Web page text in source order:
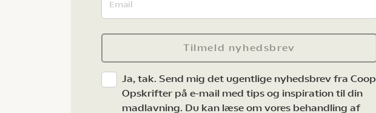
Tilmeld nyhedsbrev
Ja, tak. Send mig det ugentlige nyhedsbrev fra Coop
Opskrifter på e-mail med tips og inspiration til din
madlavning. Du kan læse om vores behandling af